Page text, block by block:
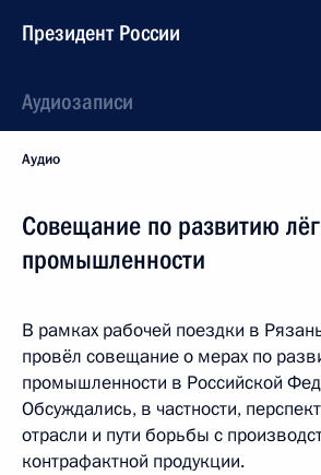
Президент России
Аудиозаписи
Аудио
Совещание по развитию
промышленности
В рамках рабочей поездки в
провёл совещание о мерах по
промышленности в Российской
Обсуждались, в частности,
отрасли и пути борьбы с
контрафактной продукции.